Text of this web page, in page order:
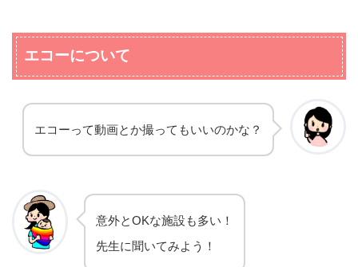
エコーについて
エコーって動画とか撮ってもいいのかな？
意外とOKな施設も多い！
先生に聞いてみよう！